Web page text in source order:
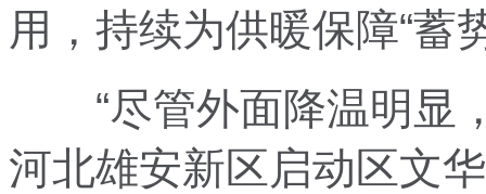
用，持续为供暖保障“蓄
“尽管外面降温明显，
河北雄安新区启动区文